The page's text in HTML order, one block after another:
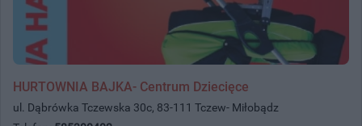
HURTOWNIA BAJKA- Centrum Dziecięce
ul. Dąbrówka Tczewska 30c, 83-111 Tczew- Miłobądz